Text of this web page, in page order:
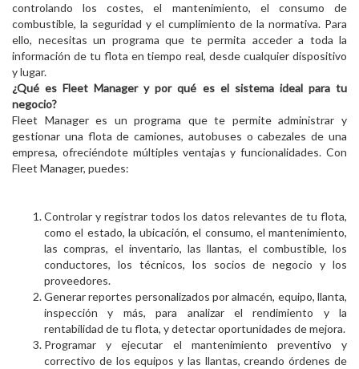
controlando los costes, el mantenimiento, el consumo de
combustible, la seguridad y el cumplimiento de la normativa. Para
ello, necesitas un programa que te permita acceder a toda la
información de tu flota en tiempo real, desde cualquier dispositivo
y lugar.
¿Qué es Fleet Manager y por qué es el sistema ideal para tu
negocio?
Fleet Manager es un programa que te permite administrar y
gestionar una flota de camiones, autobuses o cabezales de una
empresa, ofreciéndote múltiples ventajas y funcionalidades. Con
Fleet Manager, puedes:
Controlar y registrar todos los datos relevantes de tu flota,
como el estado, la ubicación, el consumo, el mantenimiento,
las compras, el inventario, las llantas, el combustible, los
conductores, los técnicos, los socios de negocio y los
proveedores.
Generar reportes personalizados por almacén, equipo, llanta,
inspección y más, para analizar el rendimiento y la
rentabilidad de tu flota, y detectar oportunidades de mejora.
Programar y ejecutar el mantenimiento preventivo y
correctivo de los equipos y las llantas, creando órdenes de